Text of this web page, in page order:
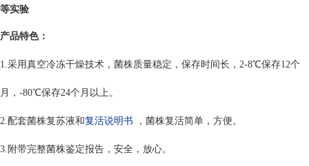
等实验
产品特色：
1.采用真空冷冻干燥技术，菌株质量稳定，保存时间长，2-8℃保存12个
月，-80℃保存24个月以上。
2.配套菌株复苏液和复活说明书 ，菌株复活简单，方便。
3.附带完整菌株鉴定报告，安全，放心。